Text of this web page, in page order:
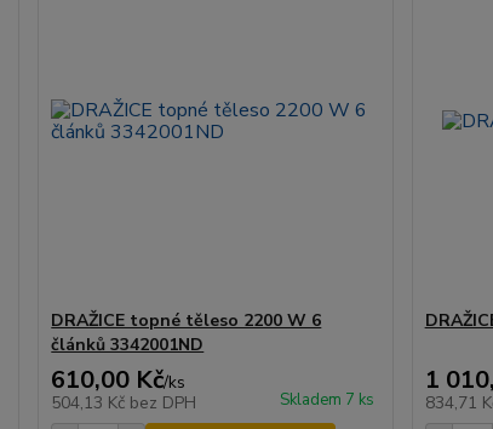
DRAŽICE topné těleso 2200 W 6
článků 3342001ND
610,00 Kč/ks
504,13 Kč bez DPH Skladem 7 ks
1
834,71